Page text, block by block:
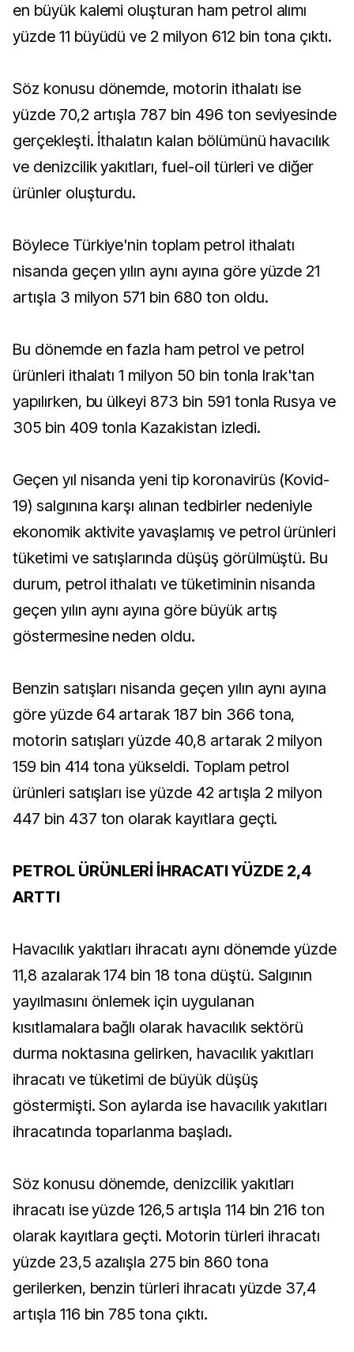
en büyük kalemi oluşturan ham petrol alımı
yüzde 11 büyüdü ve 2 milyon 612 bin tona çıktı.
Söz konusu dönemde, motorin ithalatı ise
yüzde 70,2 artışla 787 bin 496 ton seviyesinde
gerçekleşti. İthalatın kalan bölümünü havacılık
ve denizcilik yakıtları, fuel-oil türleri ve diğer
ürünler oluşturdu.
Böylece Türkiye'nin toplam petrol ithalatı
nisanda geçen yılın aynı ayına göre yüzde 21
artışla 3 milyon 571 bin 680 ton oldu.
Bu dönemde en fazla ham petrol ve petrol
ürünleri ithalatı 1 milyon 50 bin tonla Irak'tan
yapılırken, bu ülkeyi 873 bin 591 tonla Rusya ve
305 bin 409 tonla Kazakistan izledi.
Geçen yıl nisanda yeni tip koronavirüs (Kovid-
19) salgınına karşı alınan tedbirler nedeniyle
ekonomik aktivite yavaşlamış ve petrol ürünleri
tüketimi ve satışlarında düşüş görülmüştü. Bu
durum, petrol ithalatı ve tüketiminin nisanda
geçen yılın aynı ayına göre büyük artış
göstermesine neden oldu.
Benzin satışları nisanda geçen yılın aynı ayına
göre yüzde 64 artarak 187 bin 366 tona,
motorin satışları yüzde 40,8 artarak 2 milyon
159 bin 414 tona yükseldi. Toplam petrol
ürünleri satışları ise yüzde 42 artışla 2 milyon
447 bin 437 ton olarak kayıtlara geçti.
PETROL ÜRÜNLERİ İHRACATI YÜZDE 2,4
ARTTI
Havacılık yakıtları ihracatı aynı dönemde yüzde
11,8 azalarak 174 bin 18 tona düştü. Salgının
yayılmasını önlemek için uygulanan
kısıtlamalara bağlı olarak havacılık sektörü
durma noktasına gelirken, havacılık yakıtları
ihracatı ve tüketimi de büyük düşüş
göstermişti. Son aylarda ise havacılık yakıtları
ihracatında toparlanma başladı.
Söz konusu dönemde, denizcilik yakıtları
ihracatı ise yüzde 126,5 artışla 114 bin 216 ton
olarak kayıtlara geçti. Motorin türleri ihracatı
yüzde 23,5 azalışla 275 bin 860 tona
gerilerken, benzin türleri ihracatı yüzde 37,4
artışla 116 bin 785 tona çıktı.